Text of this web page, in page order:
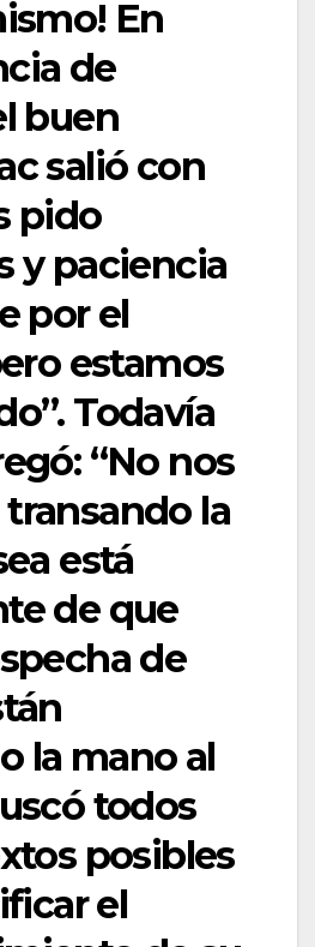
En
de
buen
salió con
pido
y paciencia
por el
estamos
Todavía
“No nos
la
está
de que
de
la mano al
todos
posibles
el